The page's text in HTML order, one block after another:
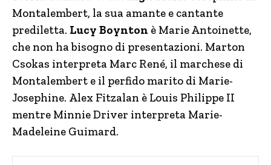
Montalembert, la sua amante e cantante
prediletta. Lucy Boynton è Marie Antoinette,
che non ha bisogno di presentazioni. Marton
Csokas interpreta Marc René, il marchese di
Montalembert e il perfido marito di Marie-
Josephine. Alex Fitzalan è Louis Philippe II
mentre Minnie Driver interpreta Marie-
Madeleine Guimard.